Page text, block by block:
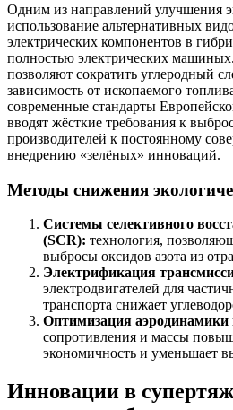
Одним из направлений улучшения
использование альтернативных
электрических компонентов в
полностью электрических
позволяют сократить углеродный
зависимость от ископаемого
современные стандарты
вводят жёсткие требования к
производителей к постоянному
внедрению «зелёных» инноваций.
Методы снижения
Системы селективного
(SCR): технология,
выбросы оксидов азота из
Электрификация
электродвигателей для
транспорта снижает
Оптимизация аэродинамики
сопротивления и массы
экономичность и уменьшает
Инновации в